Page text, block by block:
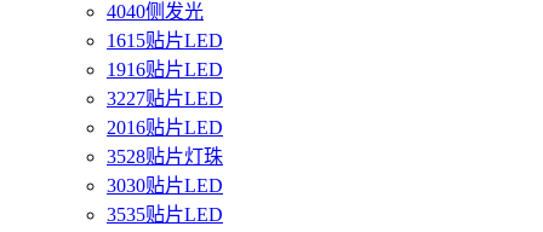
4040侧发光
1615贴片LED
1916贴片LED
3227贴片LED
2016贴片LED
3528贴片灯珠
3030贴片LED
3535贴片LED